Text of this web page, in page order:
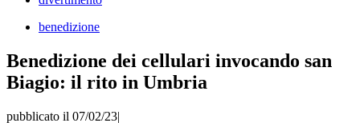
benedizione
Benedizione dei cellulari invocando san
Biagio: il rito in Umbria
pubblicato il 07/02/23|